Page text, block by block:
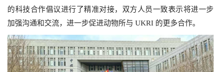
的科技合作倡议进行了精准对接，双方人员一致表示将进一步
加强沟通和交流，进一步促进动物所与 UKRI 的更多合作。